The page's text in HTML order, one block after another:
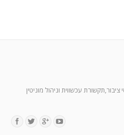
עכשווית וניהול מוניטין